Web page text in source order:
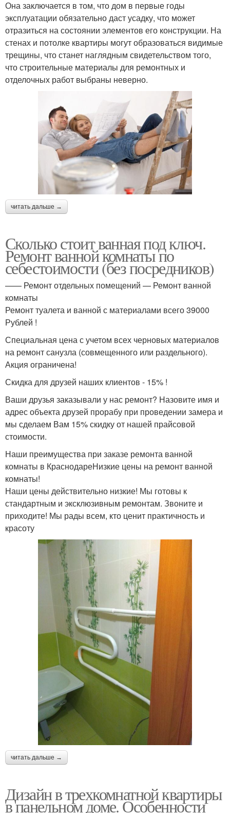
Она заключается в том, что дом в первые годы
эксплуатации обязательно даст усадку, что может
отразиться на состоянии элементов его конструкции. На
стенах и потолке квартиры могут образоваться видимые
трещины, что станет наглядным свидетельством того,
что строительные материалы для ремонтных и
отделочных работ выбраны неверно.
читать дальше →
Сколько стоит ванная под ключ.
Ремонт ванной комнаты по
себестоимости (без посредников)
—— Ремонт отдельных помещений — Ремонт ванной
комнаты
Ремонт туалета и ванной с материалами всего 39000
Рублей !
Специальная цена с учетом всех черновых материалов
на ремонт санузла (совмещенного или раздельного).
Акция ограничена!
Скидка для друзей наших клиентов - 15% !
Ваши друзья заказывали у нас ремонт? Назовите имя и
адрес объекта друзей прорабу при проведении замера и
мы сделаем Вам 15% скидку от нашей прайсовой
стоимости.
Наши преимущества при заказе ремонта ванной
комнаты в КраснодареНизкие цены на ремонт ванной
комнаты!
Наши цены действительно низкие! Мы готовы к
стандартным и эксклюзивным ремонтам. Звоните и
приходите! Мы рады всем, кто ценит практичность и
красоту
читать дальше →
Дизайн в трехкомнатной квартиры
в панельном доме. Особенности